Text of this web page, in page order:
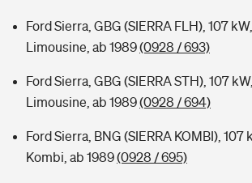
Ford Sierra, GBG (SIERRA FLH), 107
Limousine, ab 1989(0928 / 693)
Ford Sierra, GBG (SIERRA STH), 107
Limousine, ab 1989(0928 / 694)
Ford Sierra, BNG (SIERRA KOMBI), 107
Kombi, ab 1989(0928 / 695)